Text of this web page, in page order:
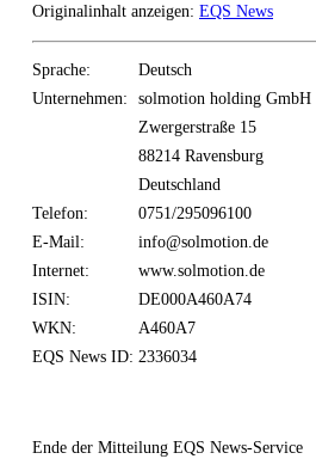
Originalinhalt anzeigen: EQS News
Sprache:
Deutsch
Unternehmen:
solmotion holding GmbH
Zwergerstraße 15
88214 Ravensburg
Deutschland
Telefon:
0751/295096100
E-Mail:
info@solmotion.de
Internet:
www.solmotion.de
ISIN:
DE000A460A74
WKN:
A460A7
EQS News ID: 2336034
Ende der Mitteilung EQS News-Service